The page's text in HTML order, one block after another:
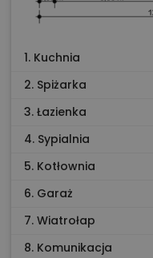
1. Kuchnia
2. Spiżarka
3. Łazienka
4. Sypialnia
5. Kotłownia
6. Garaż
7. Wiatrołap
8. Komunikacja